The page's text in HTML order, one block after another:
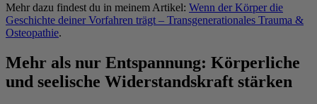
Mehr dazu findest du in meinem Artikel: Wenn der Körper die
Geschichte deiner Vorfahren trägt – Transgenerationales Trauma &
Osteopathie.
Mehr als nur Entspannung: Körperliche
und seelische Widerstandskraft stärken